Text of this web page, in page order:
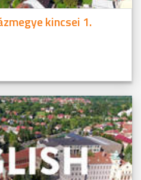
kincsei 1.